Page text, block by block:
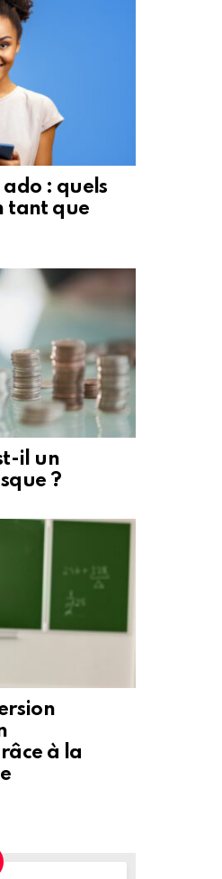
: quels
tant que
il un
?
à la